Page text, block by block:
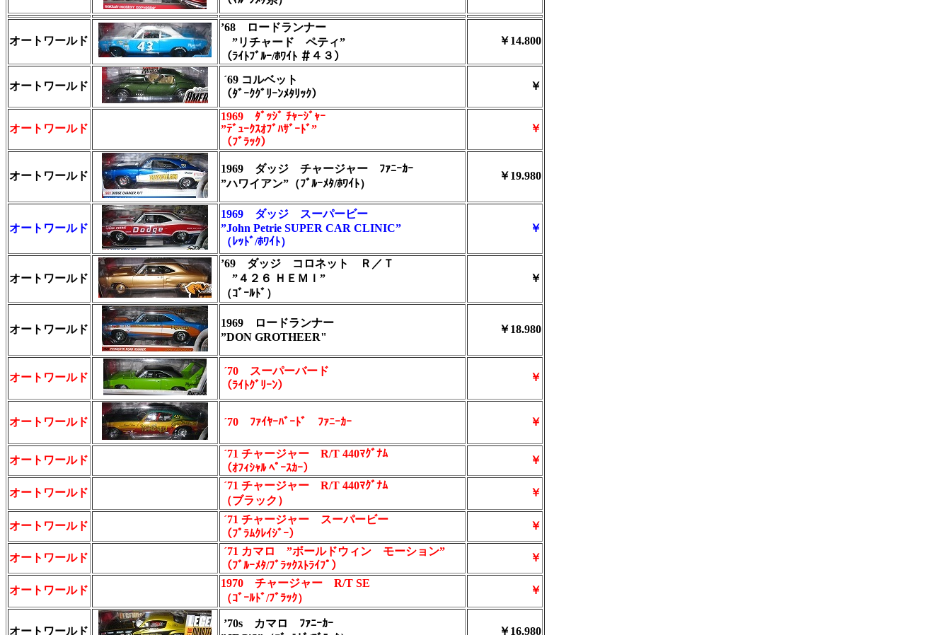
オートワールド
’68 ロードランナー
”リチャード ペティ”
（ﾗｲﾄﾌﾞﾙｰ/ﾎﾜｲﾄ ＃４３）
￥14.800
オートワールド
´69 コルベット
（ﾀﾞｰｸｸﾞﾘｰﾝﾒﾀﾘｯｸ）
￥
オートワールド
1969 ﾀﾞｯｼﾞ ﾁｬｰｼﾞｬｰ
”ﾃﾞｭｰｸｽｵﾌﾞﾊｻﾞｰﾄﾞ”
（ﾌﾞﾗｯｸ）
￥
オートワールド
1969 ダッジ チャージャー ﾌｧﾆｰｶｰ
”ハワイアン”（ﾌﾞﾙｰﾒﾀ/ﾎﾜｲﾄ）
￥19.980
オートワールド
1969 ダッジ スーパービー
”John Petrie SUPER CAR CLINIC”
（ﾚｯﾄﾞ/ﾎﾜｲﾄ）
￥
オートワールド
’69 ダッジ コロネット Ｒ／Ｔ
”４２６ ＨＥＭＩ”
（ｺﾞｰﾙﾄﾞ）
￥
オートワールド
1969 ロードランナー
”DON GROTHEER"
￥18.980
オートワールド
´70 スーパーバード
（ﾗｲﾄｸﾞﾘｰﾝ）
￥
オートワールド ´70 ﾌｧｲﾔｰﾊﾞｰﾄﾞ ﾌｧﾆｰｶｰ ￥
オートワールド
´71 チャージャー R/T 440ﾏｸﾞﾅﾑ
（ｵﾌｨｼｬﾙ ﾍﾟｰｽｶｰ）
￥
オートワールド
´71 チャージャー R/T 440ﾏｸﾞﾅﾑ
（ブラック）
￥
オートワールド
´71 チャージャー スーパービー
（ﾌﾟﾗﾑｸﾚｲｼﾞｰ）
￥
オートワールド
´71 カマロ ”ボールドウィン モーション”
（ﾌﾞﾙｰﾒﾀ/ﾌﾞﾗｯｸｽﾄﾗｲﾌﾟ）
￥
オートワールド
1970 チャージャー R/T SE
（ｺﾞｰﾙﾄﾞ/ﾌﾞﾗｯｸ）
￥
オートワールド
’70s カマロ ﾌｧﾆｰｶｰ
￥16.980